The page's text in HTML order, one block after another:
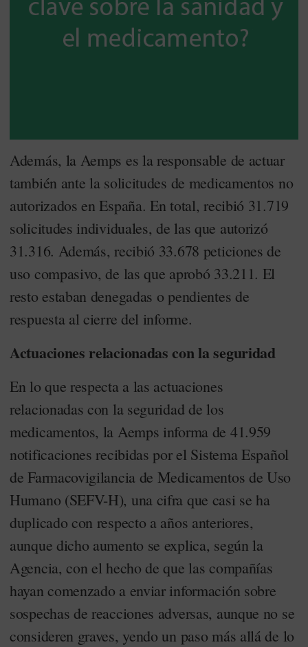
Además, la Aemps es la responsable de actuar
también ante la solicitudes de medicamentos no
autorizados en España. En total, recibió 31.719
solicitudes individuales, de las que autorizó
31.316. Además, recibió 33.678 peticiones de
uso compasivo, de las que aprobó 33.211. El
resto estaban denegadas o pendientes de
respuesta al cierre del informe.
Actuaciones relacionadas con la seguridad
En lo que respecta a las actuaciones
relacionadas con la seguridad de los
medicamentos, la Aemps informa de 41.959
notificaciones recibidas por el Sistema Español
de Farmacovigilancia de Medicamentos de Uso
Humano (SEFV-H), una cifra que casi se ha
duplicado con respecto a años anteriores,
aunque dicho aumento se explica, según la
Agencia, con el hecho de que las compañías
hayan comenzado a enviar información sobre
sospechas de reacciones adversas, aunque no se
consideren graves, yendo un paso más allá de lo